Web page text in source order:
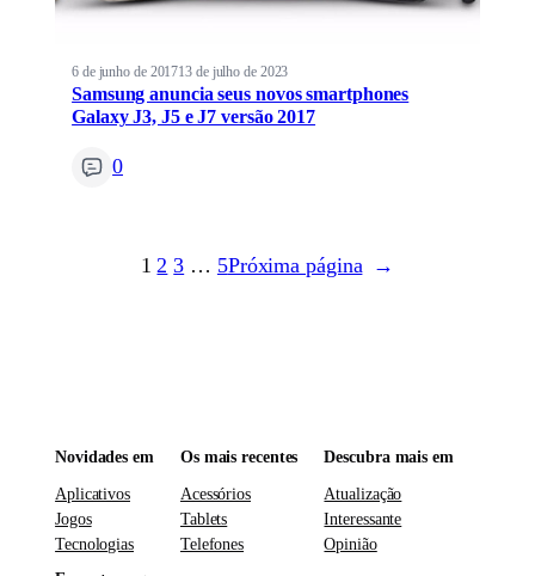
6 de junho de 201713 de julho de 2023
Samsung anuncia seus novos smartphones
Galaxy J3, J5 e J7 versão 2017
0
1 2 3 … 5Próxima página →
Novidades em
Aplicativos
Jogos
Tecnologias
Os mais recentes
Acessórios
Tablets
Telefones
Descubra mais em
Atualização
Interessante
Opinião